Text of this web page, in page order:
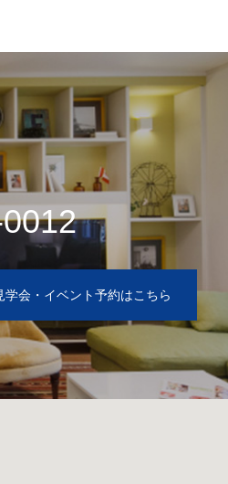
学会・イベント予約はこちら